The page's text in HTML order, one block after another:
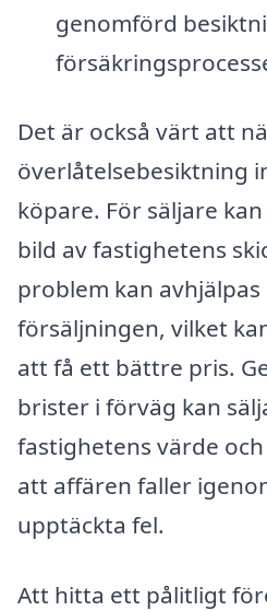
genomförd
Det är också värt att
överlåtelsebesiktning
köpare. För säljare
bild av fastighetens
problem kan avhjälpas
försäljningen, vilket
att få ett bättre pris.
brister i förväg kan
fastighetens värde
att affären faller
upptäckta fel.
Att hitta ett pålitligt